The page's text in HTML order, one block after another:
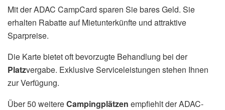
Mit der ADAC CampCard sparen Sie bares Geld. Sie
erhalten Rabatte auf Mietunterkünfte und attraktive
Sparpreise.
Die Karte bietet oft bevorzugte Behandlung bei der
Platzvergabe. Exklusive Serviceleistungen stehen Ihnen
zur Verfügung.
Über 50 weitereCampingplätzen empfiehlt der ADAC-